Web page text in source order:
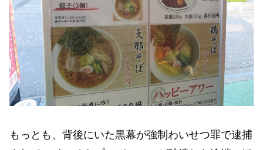
もっとも、背後にいた黒幕が強制わいせつ罪で逮捕